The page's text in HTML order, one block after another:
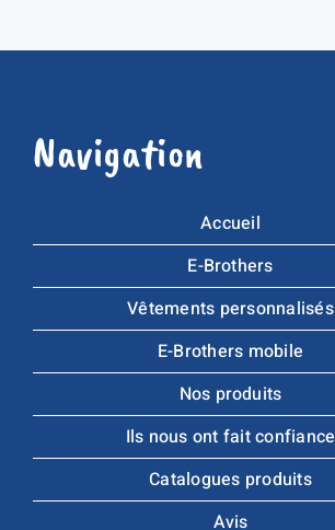
Navigation
Accueil
E-Brothers
Vêtements personnalisés
E-Brothers mobile
Nos produits
Ils nous ont fait confiance
Catalogues produits
Avis